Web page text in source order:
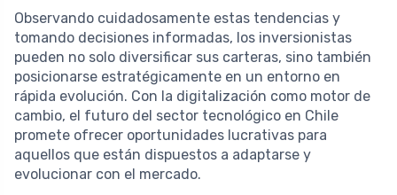
Observando cuidadosamente estas tendencias y
tomando decisiones informadas, los inversionistas
pueden no solo diversificar sus carteras, sino también
posicionarse estratégicamente en un entorno en
rápida evolución. Con la digitalización como motor de
cambio, el futuro del sector tecnológico en Chile
promete ofrecer oportunidades lucrativas para
aquellos que están dispuestos a adaptarse y
evolucionar con el mercado.